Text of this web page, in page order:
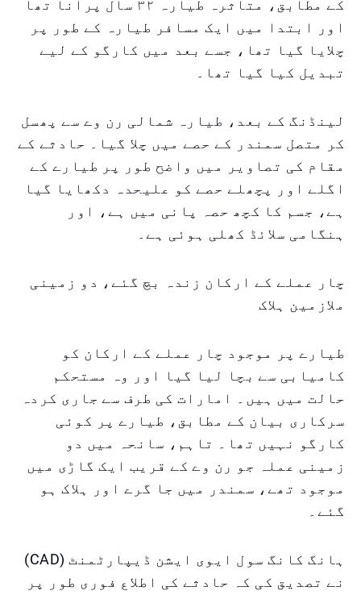
کے مطابق، متاثرہ طیارہ ۳۲ سال پرانا تھا
اور ابتدا میں ایک مسافر طیارہ کے طور پر
چلایا گیا تھا، جسے بعد میں کارگو کے لیے
تبدیل کیا گیا تھا۔
لینڈنگ کے بعد، طیارہ شمالی رن وے سے پھسل
کر متصل سمندر کے حصے میں چلا گیا۔ حادثے کے
مقام کی تصاویر میں واضح طور پر طیارے کے
اگلے اور پچھلے حصے کو علیحدہ دکھایا گیا
ہے، جسم کا کچھ حصہ پانی میں ہے، اور
ہنگامی سلائڈ کھلی ہوئی ہے۔
چار عملے کے ارکان زندہ بچ گئے، دو زمینی
ملازمین ہلاک
طیارے پر موجود چار عملے کے ارکان کو
کامیابی سے بچا لیا گیا اور وہ مستحکم
حالت میں ہیں۔ امارات کی طرف سے جاری کردہ
سرکاری بیان کے مطابق، طیارے پر کوئی
کارگو نہیں تھا۔ تاہم، سانحہ میں دو
زمینی عملہ جو رن وے کے قریب ایک گاڑی میں
موجود تھے، سمندر میں جا گرے اور ہلاک ہو
گئے۔
ہانگ کانگ سول ایوی ایشن ڈیپارٹمنٹ (CAD)
نے تصدیق کی کہ حادثے کی اطلاع فوری طور پر